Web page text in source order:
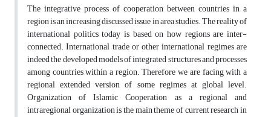
The integrative process of cooperation between countries in a
region is an increasing discussed issue in area studies. The reality of
international politics today is based on how regions are inter-
connected. International trade or other international regimes are
indeed the developed models of integrated structures and processes
among countries within a region. Therefore we are facing with a
regional extended version of some regimes at global level.
Organization of Islamic Cooperation as a regional and
intraregional organization is the main theme of current research in